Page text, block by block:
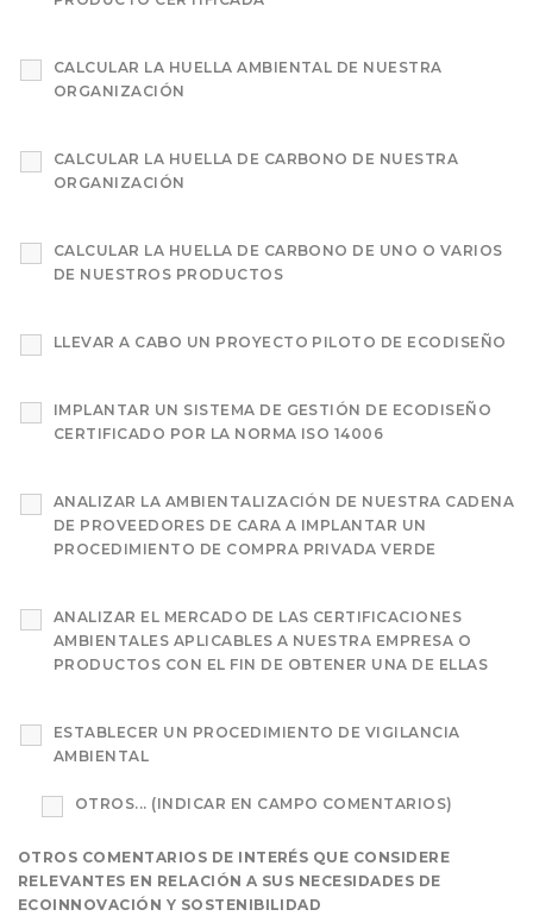
CALCULAR LA HUELLA AMBIENTAL DE NUESTRA
ORGANIZACIÓN
CALCULAR LA HUELLA DE CARBONO DE NUESTRA
ORGANIZACIÓN
CALCULAR LA HUELLA DE CARBONO DE UNO O VARIOS
DE NUESTROS PRODUCTOS
LLEVAR A CABO UN PROYECTO PILOTO DE ECODISEÑO
IMPLANTAR UN SISTEMA DE GESTIÓN DE ECODISEÑO
CERTIFICADO POR LA NORMA ISO 14006
ANALIZAR LA AMBIENTALIZACIÓN DE NUESTRA CADENA
DE PROVEEDORES DE CARA A IMPLANTAR UN
PROCEDIMIENTO DE COMPRA PRIVADA VERDE
ANALIZAR EL MERCADO DE LAS CERTIFICACIONES
AMBIENTALES APLICABLES A NUESTRA EMPRESA O
PRODUCTOS CON EL FIN DE OBTENER UNA DE ELLAS
ESTABLECER UN PROCEDIMIENTO DE VIGILANCIA
AMBIENTAL
OTROS... (INDICAR EN CAMPO COMENTARIOS)
OTROS COMENTARIOS DE INTERÉS QUE CONSIDERE
RELEVANTES EN RELACIÓN A SUS NECESIDADES DE
ECOINNOVACIÓN Y SOSTENIBILIDAD